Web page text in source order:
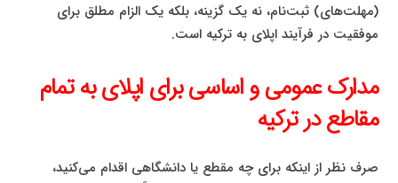
(مهلت‌های) ثبت‌نام، نه یک گزینه، بلکه یک الزام مطلق برای
موفقیت در فرآیند اپلای به ترکیه است.
مدارک عمومی و اساسی برای اپلای به تمام
مقاطع در ترکیه
صرف نظر از اینکه برای چه مقطع یا دانشگاهی اقدام می‌کنید،